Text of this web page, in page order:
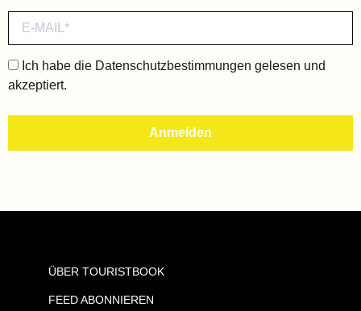
Ich habe die Datenschutzbestimmungen gelesen und
akzeptiert.
ÜBER TOURISTBOOK
FEED ABONNIEREN